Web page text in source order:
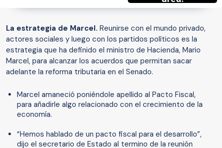
La estrategia de Marcel. Reunirse con el mundo privado,
actores sociales y luego con los partidos políticos es la
estrategia que ha definido el ministro de Hacienda, Mario
Marcel, para alcanzar los acuerdos que permitan sacar
adelante la reforma tributaria en el Senado.
Marcel amaneció poniéndole apellido al Pacto Fiscal,
para añadirle algo relacionado con el crecimiento de la
economía.
“Hemos hablado de un pacto fiscal para el desarrollo”,
dijo el secretario de Estado al termino de la reunión